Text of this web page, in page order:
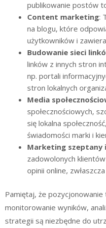
publikowanie postów
Content marketing:
na blogu, które
użytkowników i
Budowanie sieci
linków z innych stron
np. portali
stron lokalnych
Media
społecznościowych,
się lokalna
świadomości marki i
Marketing szeptany
zadowolonych
opinii online,
Pamiętaj, że pozycjonowanie
monitorowanie wyników,
strategii są niezbędne do